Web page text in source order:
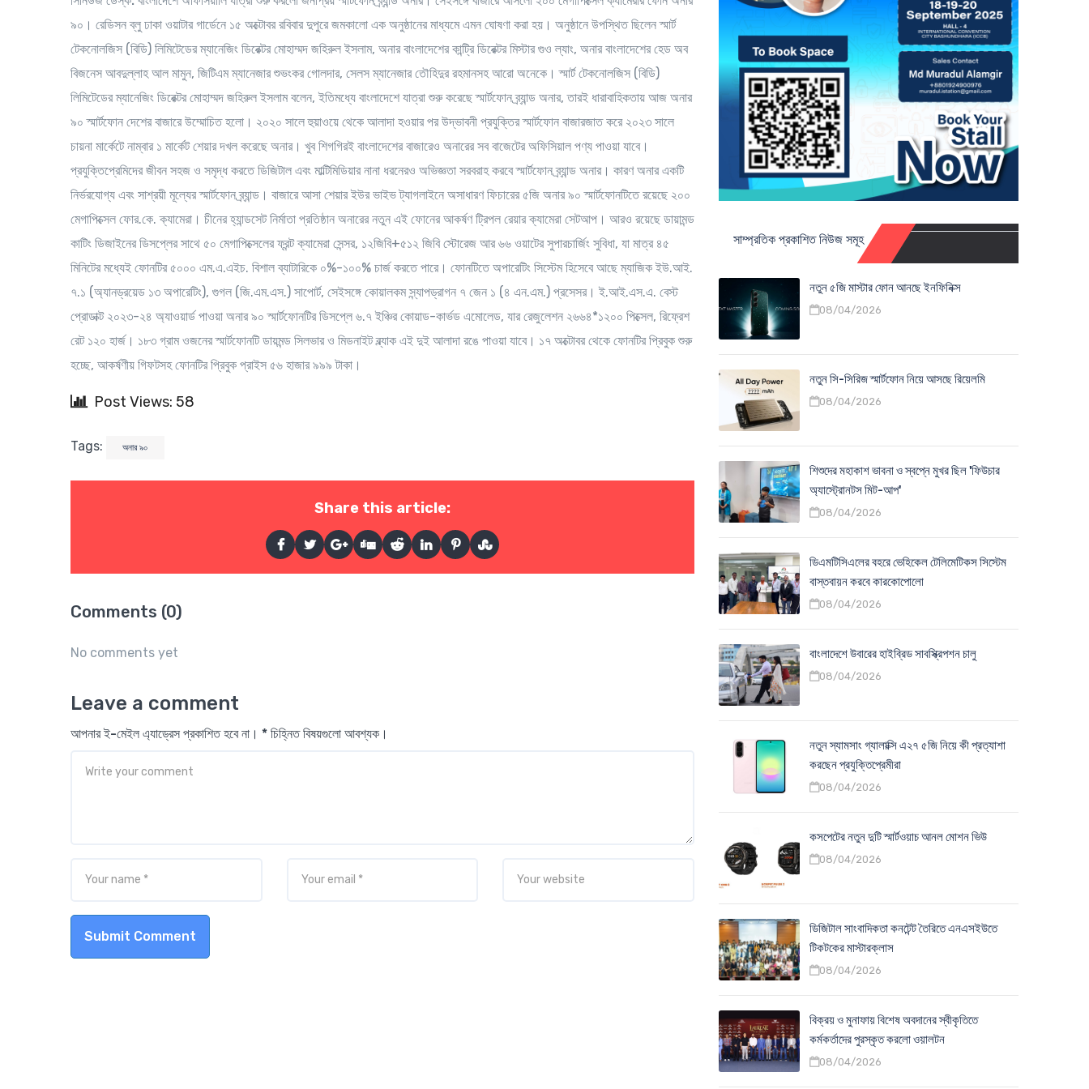
৯০। রেডিসন ব্লু ঢাকা ওয়াটার গার্ডেনে ১৫ অক্টোবর রবিবার দুপুরে জমকালো এক অনুষ্ঠানের মাধ্যমে এমন ঘোষণা করা হয়। অনুষ্ঠানে উপস্থিত ছিলেন স্মার্ট
টেকনোলজিস (বিডি) লিমিটেডের ম্যানেজিং ডিরেক্টর মোহাম্মদ জহিরুল ইসলাম, অনার বাংলাদেশের কান্ট্রি ডিরেক্টর মিস্টার গুও ল্যাং, অনার বাংলাদেশের হেড অব
বিজনেস আবদুল্লাহ আল মামুন, জিটিএম ম্যানেজার শুভংকর গোলদার, সেলস ম্যানেজার তৌহিদুর রহমানসহ আরো অনেকে। স্মার্ট টেকনোলজিস (বিডি)
লিমিটেডের ম্যানেজিং ডিরেক্টর মোহাম্মদ জহিরুল ইসলাম বলেন, ইতিমধ্যে বাংলাদেশে যাত্রা শুরু করেছে স্মার্টফোন ব্র্যান্ড অনার, তারই ধারাবাহিকতায় আজ অনার
৯০ স্মার্টফোন দেশের বাজারে উম্মোচিত হলো। ২০২০ সালে হুয়াওয়ে থেকে আলাদা হওয়ার পর উদ্ভাবনী প্রযুক্তির স্মার্টফোন বাজারজাত করে ২০২৩ সালে
চায়না মার্কেটে নাম্বার ১ মার্কেট শেয়ার দখল করেছে অনার। খুব শিগগিরই বাংলাদেশের বাজারেও অনারের সব বাজেটের অফিসিয়াল পণ্য পাওয়া যাবে।
প্রযুক্তিপ্রেমিদের জীবন সহজ ও সমৃদ্ধ করতে ডিজিটাল এবং মাল্টিমিডিয়ার নানা ধরনেরও অভিজ্ঞতা সরবরাহ করবে স্মার্টফোন ব্র্যান্ড অনার। কারণ অনার একটি
নির্ভরযোগ্য এবং সাশ্রয়ী মূল্যের স্মার্টফোন ব্র্যান্ড। বাজারে আসা শেয়ার ইউর ভাইভ ট্যাগলাইনে অসাধারণ ফিচারের ৫জি অনার ৯০ স্মার্টফোনটিতে রয়েছে ২০০
মেগাপিক্সেল ফোর.কে. ক্যামেরা। চীনের হ্যান্ডসেট নির্মাতা প্রতিষ্ঠান অনারের নতুন এই ফোনের আকর্ষণ ট্রিপল রেয়ার ক্যামেরা সেটআপ। আরও রয়েছে ডায়ামন্ড
কাটিং ডিজাইনের ডিসপ্লের সাথে ৫০ মেগাপিক্সেলের ফ্রন্ট ক্যামেরা সেন্সর, ১২জিবি+৫১২ জিবি স্টোরেজ আর ৬৬ ওয়াটের সুপারচার্জিং সুবিধা, যা মাত্র ৪৫
মিনিটের মধ্যেই ফোনটির ৫০০০ এম.এ.এইচ. বিশাল ব্যাটারিকে ০%-১০০% চার্জ করতে পারে। ফোনটিতে অপারেটিং সিস্টেম হিসেবে আছে ম্যাজিক ইউ.আই.
৭.১ (অ্যানড্রয়েড ১৩ অপারেটিং), গুগল (জি.এম.এস.) সাপোর্ট, সেইসঙ্গে কোয়ালকম স্ন্যাপড্রাগন ৭ জেন ১ (৪ এন.এম.) প্রসেসর। ই.আই.এস.এ. বেস্ট
প্রোডাক্ট ২০২৩-২৪ অ্যাওয়ার্ড পাওয়া অনার ৯০ স্মার্টফোনটির ডিসপ্লে ৬.৭ ইঞ্চির কোয়াড-কার্ভড এমোলেড, যার রেজুলেশন ২৬৬৪*১২০০ পিক্সেল, রিফ্রেশ
রেট ১২০ হার্জ। ১৮৩ গ্রাম ওজনের স্মার্টফোনটি ডায়মন্ড সিলভার ও মিডনাইট ব্ল্যাক এই দুই আলাদা রঙে পাওয়া যাবে। ১৭ অক্টোবর থেকে ফোনটির প্রিবুক শুরু
হচ্ছে, আকর্ষণীয় গিফটসহ ফোনটির প্রিবুক প্রাইস ৫৬ হাজার ৯৯৯ টাকা।
Post Views: 58
Tags: অনার ৯০
Share this article:
Comments (0)
No comments yet
Leave a comment
আপনার ই-মেইল এ্যাড্রেস প্রকাশিত হবে না। * চিহ্নিত বিষয়গুলো আবশ্যক।
Submit Comment
সাম্প্রতিক প্রকাশিত নিউজ সমূহ
নতুন ৫জি মাস্টার ফোন আনছে ইনফিনিক্স
08/04/2026
নতুন সি-সিরিজ স্মার্টফোন নিয়ে আসছে রিয়েলমি
08/04/2026
শিশুদের মহাকাশ ভাবনা ও স্বপ্নে মুখর ছিল 'ফিউচার
অ্যাস্ট্রোনটস মিট-আপ'
08/04/2026
ডিএমটিসিএলের বহরে ভেহিকেল টেলিমেটিকস সিস্টেম
বাস্তবায়ন করবে কারকোপোলো
08/04/2026
বাংলাদেশে উবারের হাইব্রিড সাবস্ক্রিপশন চালু
08/04/2026
নতুন স্যামসাং গ্যালাক্সি এ২৭ ৫জি নিয়ে কী প্রত্যাশা
করছেন প্রযুক্তিপ্রেমীরা
08/04/2026
কসপেটের নতুন দুটি স্মার্টওয়াচ আনল মোশন ভিউ
08/04/2026
ডিজিটাল সাংবাদিকতা কনটেন্ট তৈরিতে এনএসইউতে
টিকটকের মাস্টারক্লাস
08/04/2026
বিক্রয় ও মুনাফায় বিশেষ অবদানের স্বীকৃতিতে
কর্মকর্তাদের পুরস্কৃত করলো ওয়ালটন
08/04/2026